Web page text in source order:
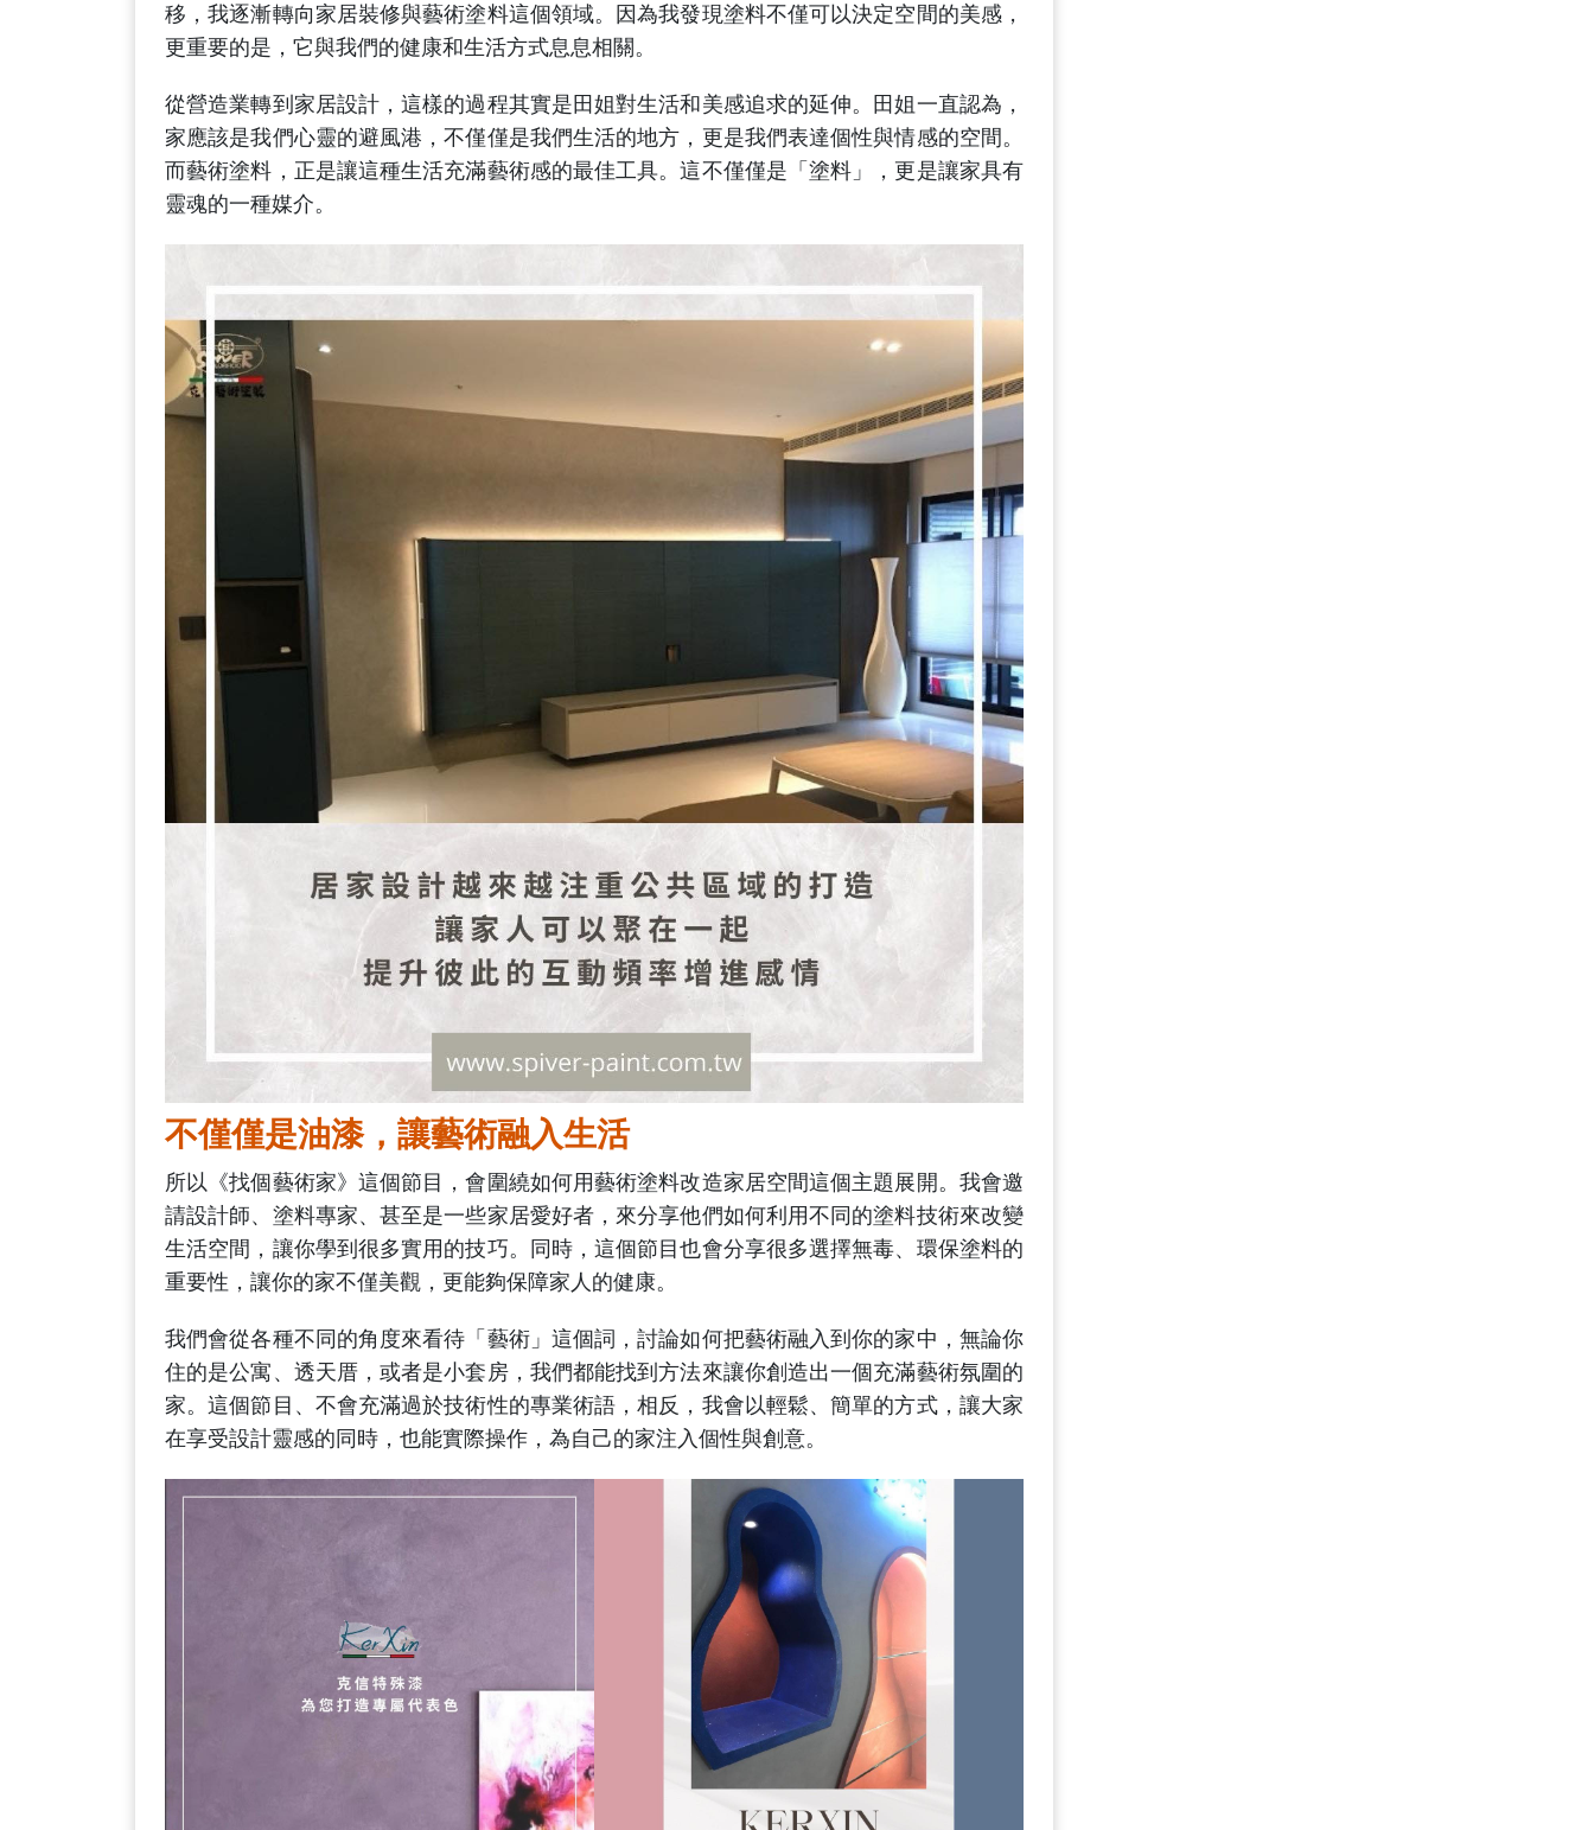
移，我逐漸轉向家居裝修與藝術塗料這個領域。因為我發現塗料不僅可以決定空間的美感，
更重要的是，它與我們的健康和生活方式息息相關。
從營造業轉到家居設計，這樣的過程其實是田姐對生活和美感追求的延伸。田姐一直認為，
家應該是我們心靈的避風港，不僅僅是我們生活的地方，更是我們表達個性與情感的空間。
而藝術塗料，正是讓這種生活充滿藝術感的最佳工具。這不僅僅是「塗料」，更是讓家具有
靈魂的一種媒介。
不僅僅是油漆，讓藝術融入生活
所以《找個藝術家》這個節目，會圍繞如何用藝術塗料改造家居空間這個主題展開。我會邀
請設計師、塗料專家、甚至是一些家居愛好者，來分享他們如何利用不同的塗料技術來改變
生活空間，讓你學到很多實用的技巧。同時，這個節目也會分享很多選擇無毒、環保塗料的
重要性，讓你的家不僅美觀，更能夠保障家人的健康。
我們會從各種不同的角度來看待「藝術」這個詞，討論如何把藝術融入到你的家中，無論你
住的是公寓、透天厝，或者是小套房，我們都能找到方法來讓你創造出一個充滿藝術氛圍的
家。這個節目、不會充滿過於技術性的專業術語，相反，我會以輕鬆、簡單的方式，讓大家
在享受設計靈感的同時，也能實際操作，為自己的家注入個性與創意。